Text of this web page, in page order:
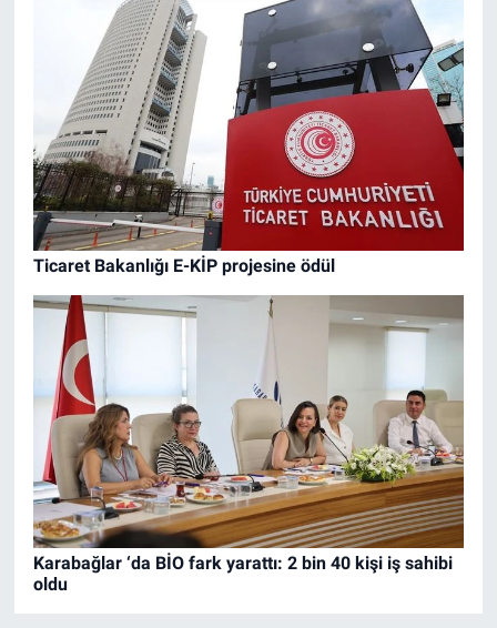
Ticaret Bakanlığı E-KİP projesine ödül
Karabağlar ‘da BİO fark yarattı: 2 bin 40 kişi iş sahibi
oldu